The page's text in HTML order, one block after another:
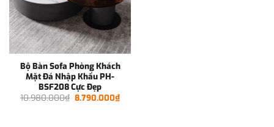
Bộ Bàn Sofa Phòng Khách
Mặt Đá Nhập Khẩu PH-
BSF208 Cực Đẹp
10.980.000₫ Giá
8.790.000₫Giá
hiện